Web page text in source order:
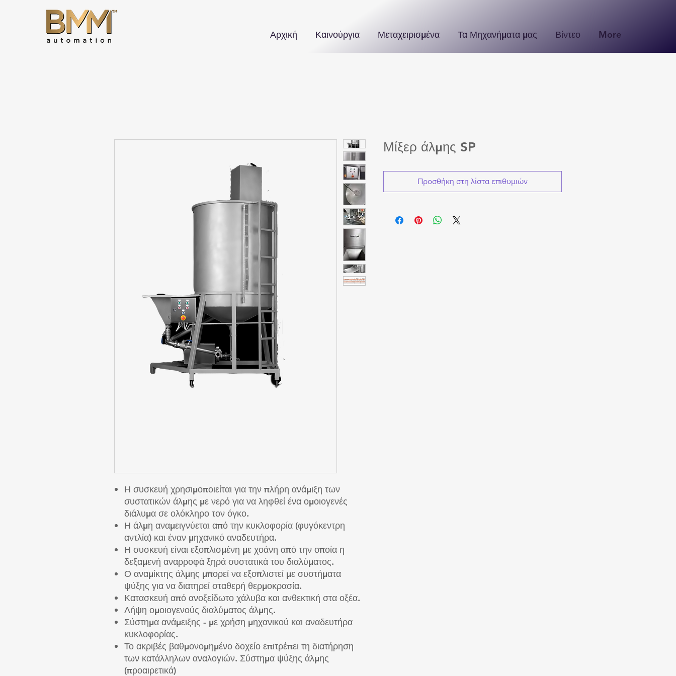
Αρχική Καινούργια Μεταχειρισμένα Τα Μηχανήματα μας Βίντεο More
Η συσκευή χρησιμοποιείται για την πλήρη ανάμιξη των
συστατικών άλμης με νερό για να ληφθεί ένα ομοιογενές
διάλυμα σε ολόκληρο τον όγκο.
Η άλμη αναμειγνύεται από την κυκλοφορία (φυγόκεντρη
αντλία) και έναν μηχανικό αναδευτήρα.
Η συσκευή είναι εξοπλισμένη με χοάνη από την οποία η
δεξαμενή αναρροφά ξηρά συστατικά του διαλύματος.
Ο αναμίκτης άλμης μπορεί να εξοπλιστεί με συστήματα
ψύξης για να διατηρεί σταθερή θερμοκρασία.
Κατασκευή από ανοξείδωτο χάλυβα και ανθεκτική στα οξέα.
Λήψη ομοιογενούς διαλύματος άλμης.
Σύστημα ανάμειξης - με χρήση μηχανικού και αναδευτήρα
κυκλοφορίας.
Το ακριβές βαθμονομημένο δοχείο επιτρέπει τη διατήρηση
των κατάλληλων αναλογιών. Σύστημα ψύξης άλμης
(προαιρετικά)
Μίξερ άλμης SP
Προσθήκη στη λίστα επιθυμιών